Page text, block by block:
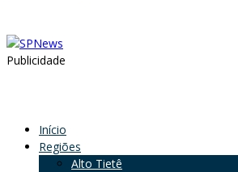
Publicidade
Início
Regiões
Alto Tietê